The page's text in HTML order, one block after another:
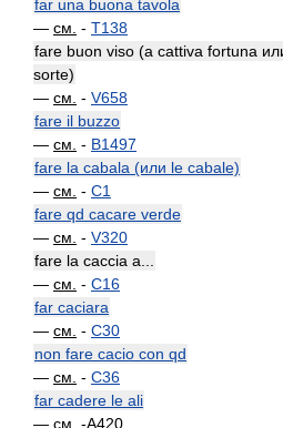
far una buona tavola
— см. - T138
fare buon viso (a cattiva fortuna
sorte)
— см. - V658
fare il buzzo
— см. - B1497
fare la cabala (или le cabale)
— см. - C1
fare qd cacare verde
— см. - V320
fare la caccia a...
— см. - C16
far caciara
— см. - C30
non fare cacio con qd
— см. - C36
far cadere le ali
— см. -A420